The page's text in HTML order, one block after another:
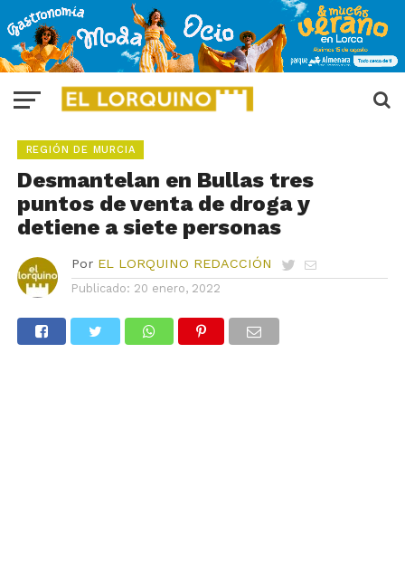
REGIÓN DE MURCIA
Desmantelan en Bullas tres
puntos de venta de droga y
detiene a siete personas
Por EL LORQUINO REDACCIÓN
Publicado: 20 enero, 2022